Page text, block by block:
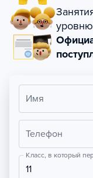
уровню
Имя
Телефон
Класс, в который
11